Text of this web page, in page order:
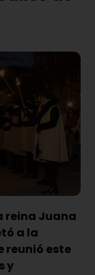
reina Juana
a la
reunió este
y